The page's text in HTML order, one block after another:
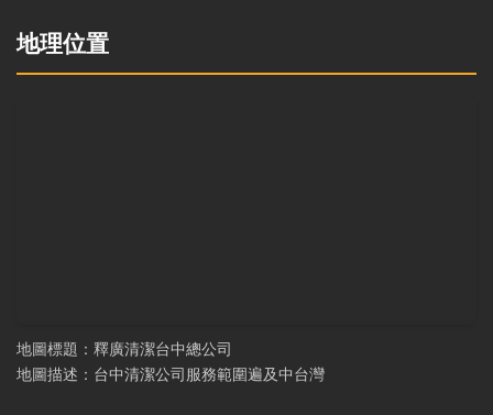
地理位置
地圖標題：釋廣清潔台中總公司
地圖描述：台中清潔公司服務範圍遍及中台灣